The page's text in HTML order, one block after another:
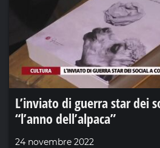
L’inviato di guerra star dei
“l’anno dell’alpaca”
24 novembre 2022